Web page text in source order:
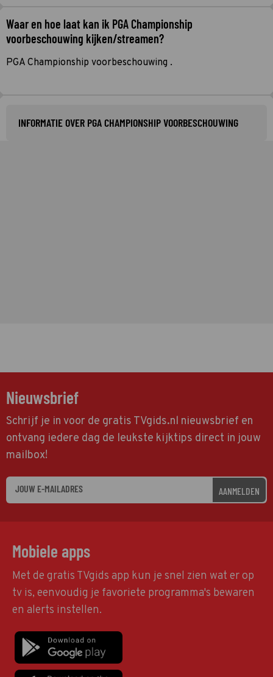
Waar en hoe laat kan ik PGA Championship
voorbeschouwing kijken/streamen?
PGA Championship voorbeschouwing .
INFORMATIE OVER PGA CHAMPIONSHIP VOORBESCHOUWING
Nieuwsbrief
Schrijf je in voor de gratis TVgids.nl nieuwsbrief en
ontvang iedere dag de leukste kijktips direct in jouw
mailbox!
AANMELDEN
Mobiele apps
Met de gratis TVgids app kun je snel zien wat er op
tv is, eenvoudig je favoriete programma's bewaren
en alerts instellen.